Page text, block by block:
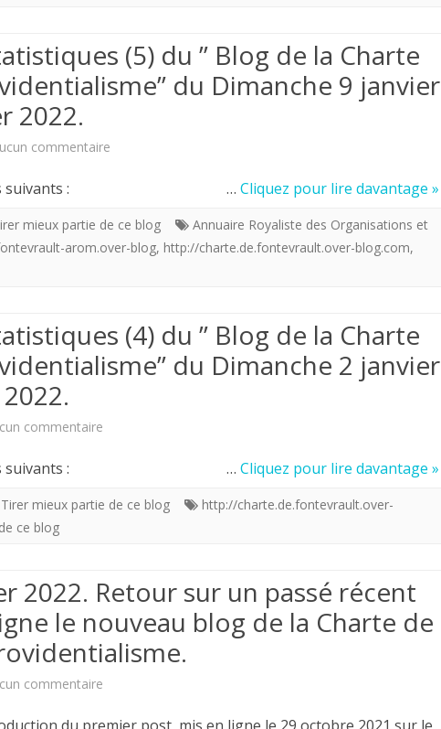
Dimanche
23
29
des
institutions
de
Fontevrault
(5) du ” Blog de la Charte
du Dimanche 9 janvier
2022.
commentaire
de
du
”
Charte
Providentialisme”
du
Dimanche
janvier
les posts suivants : … Cliquez pour lire davantage »
mieux partie de ce blog
Annuaire Royaliste des Organisations et
arom.over-blog, http://charte.de.fontevrault.over-blog.com,
(4) du ” Blog de la Charte
du Dimanche 2 janvier
commentaire
(4)
du
”
les posts suivants : … Cliquez pour lire davantage »
Tirer mieux partie de ce blog
http://charte.de.fontevrault.over-
ce blog
2022. Retour sur un passé récent
le nouveau blog de la Charte de
commentaire